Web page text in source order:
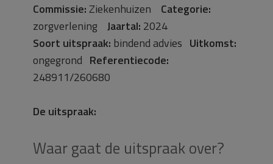
Commissie:Ziekenhuizen Categorie:
zorgverlening Jaartal: 2024
Soort uitspraak: bindend advies Uitkomst:
ongegrond Referentiecode:
248911/260680
De uitspraak:
Waar gaat de uitspraak over?